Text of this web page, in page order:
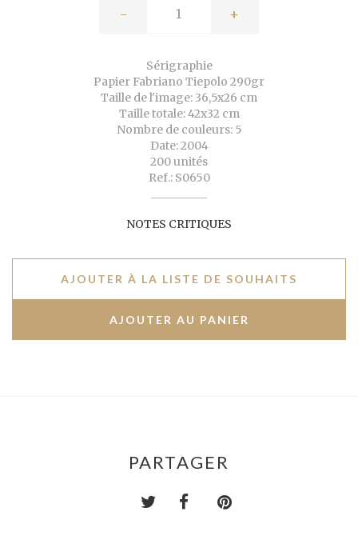
- +
Sérigraphie
Papier Fabriano Tiepolo 290gr
Taille de l'image: 36,5x26 cm
Taille totale: 42x32 cm
Nombre de couleurs: 5
Date: 2004
200 unités
Ref.: S0650
NOTES CRITIQUES
AJOUTER À LA LISTE DE SOUHAITS
PARTAGER